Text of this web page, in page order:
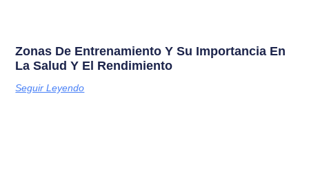
Zonas De Entrenamiento Y Su Importancia En
La Salud Y El Rendimiento
Seguir Leyendo